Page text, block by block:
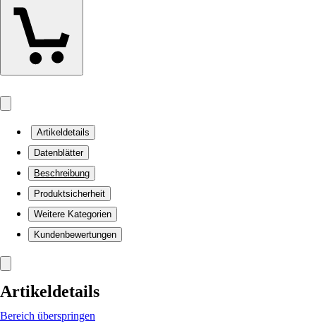
Artikeldetails
Datenblätter
Beschreibung
Produktsicherheit
Weitere Kategorien
Kundenbewertungen
Artikeldetails
Bereich überspringen